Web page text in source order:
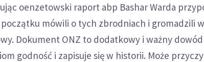
oenzetowski raport abp Bashar Warda
mówili o tych zbrodniach i gromadzili
Dokument ONZ to dodatkowy i ważny
godność i zapisuje się w historii. Może